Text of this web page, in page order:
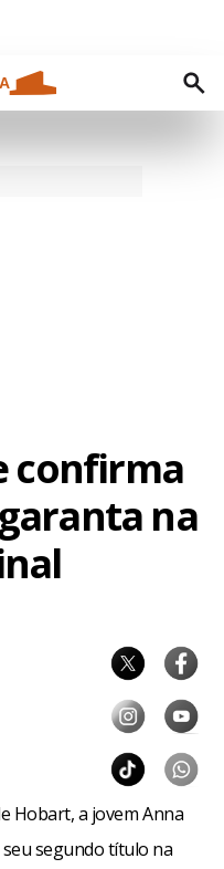
confirma
na
Hobart, a jovem Anna
segundo título na